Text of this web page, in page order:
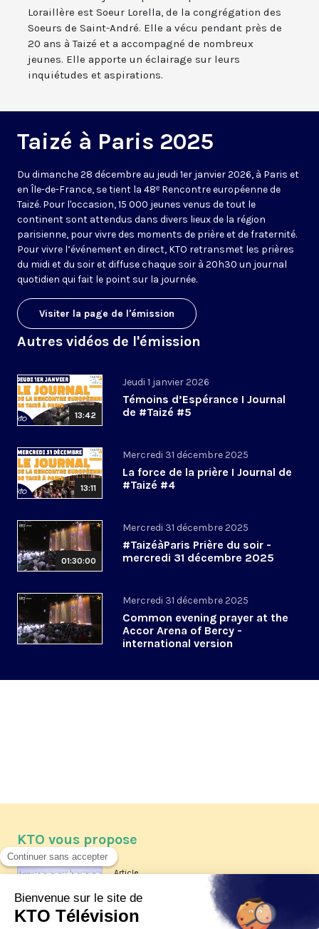
Loraillère est Soeur Lorella, de la congrégation des
Soeurs de Saint-André. Elle a vécu pendant près de
20 ans à Taizé et a accompagné de nombreux
jeunes. Elle apporte un éclairage sur leurs
inquiétudes et aspirations.
Taizé à Paris 2025
Du dimanche 28 décembre au jeudi 1er janvier 2026, à Paris et
en Île-de-France, se tient la 48ᵉ Rencontre européenne de
Taizé. Pour l'occasion, 15 000 jeunes venus de tout le
continent sont attendus dans divers lieux de la région
parisienne, pour vivre des moments de prière et de fraternité.
Pour vivre l’événement en direct, KTO retransmet les prières
du midi et du soir et diffuse chaque soir à 20h30 un journal
quotidien qui fait le point sur la journée.
Visiter la page de l'émission
Autres vidéos de l'émission
13:42
Jeudi 1 janvier 2026
Témoins d’Espérance I Journal
de #Taizé #5
13:11
Mercredi 31 décembre 2025
La force de la prière I Journal de
#Taizé #4
01:30:00
Mercredi 31 décembre 2025
#TaizéàParis Prière du soir -
mercredi 31 décembre 2025
Mercredi 31 décembre 2025
Common evening prayer at the
Accor Arena of Bercy -
international version
KTO vous propose
Article
Les reportages d'été 2026 de KTO